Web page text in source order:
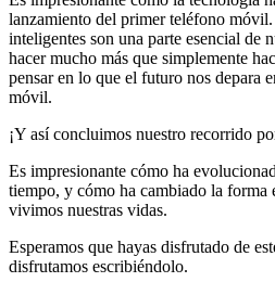
lanzamiento del primer teléfono
inteligentes son una parte esencial de
hacer mucho más que simplemente
pensar en lo que el futuro nos depara
móvil.
¡Y así concluimos nuestro recorrido
Es impresionante cómo ha
tiempo, y cómo ha cambiado la forma
vivimos nuestras vidas.
Esperamos que hayas disfrutado de
disfrutamos escribiéndolo.